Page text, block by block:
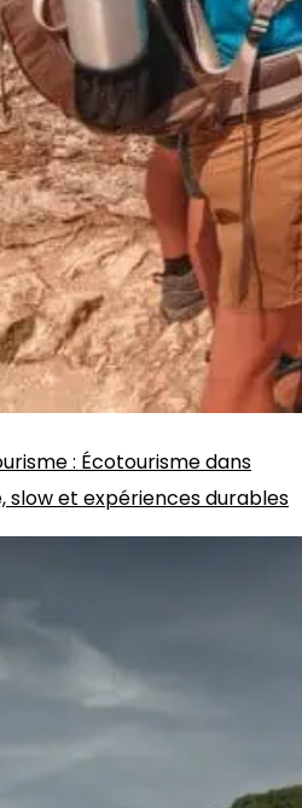
: Écotourisme dans
slow et expériences durables